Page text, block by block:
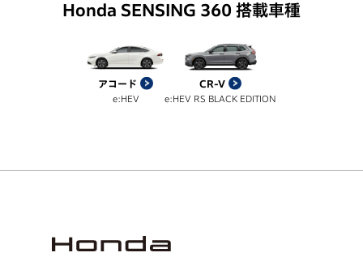
Honda SENSING 360 搭載車種
アコード
e:HEV
CR-V
e:HEV RS BLACK EDITION